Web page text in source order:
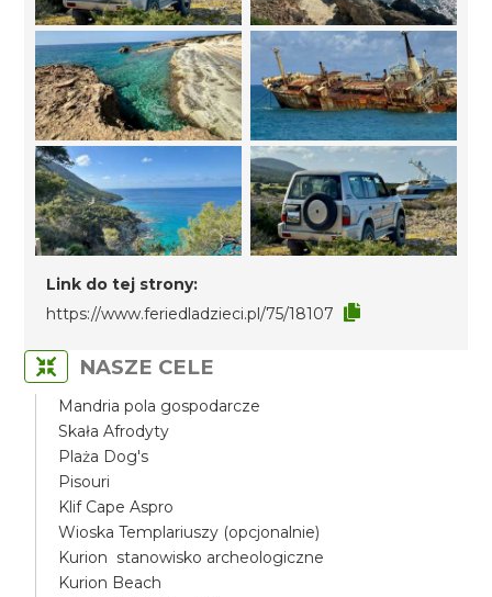
Link do tej strony:
https://www.feriedladzieci.pl/75/18107
NASZE CELE
Mandria pola gospodarcze
Skała Afrodyty
Plaża Dog's
Pisouri
Klif Cape Aspro
Wioska Templariuszy (opcjonalnie)
Kurion stanowisko archeologiczne
Kurion Beach